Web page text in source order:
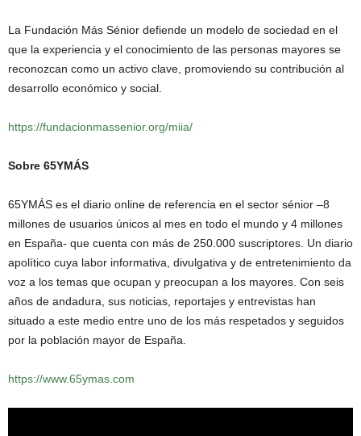
La Fundación Más Sénior defiende un modelo de sociedad en el
que la experiencia y el conocimiento de las personas mayores se
reconozcan como un activo clave, promoviendo su contribución al
desarrollo económico y social.
https://fundacionmassenior.org/miia/
Sobre 65YMÁS
65YMÁS es el diario online de referencia en el sector sénior –8
millones de usuarios únicos al mes en todo el mundo y 4 millones
en España- que cuenta con más de 250.000 suscriptores. Un diario
apolítico cuya labor informativa, divulgativa y de entretenimiento da
voz a los temas que ocupan y preocupan a los mayores. Con seis
años de andadura, sus noticias, reportajes y entrevistas han
situado a este medio entre uno de los más respetados y seguidos
por la población mayor de España.
https://www.65ymas.com